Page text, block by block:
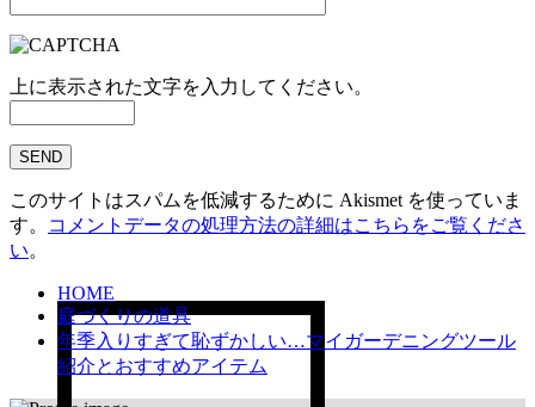
上に表示された文字を入力してください。
このサイトはスパムを低減するために Akismet を使っていま
す。
コメントデータの処理方法の詳細はこちらをご覧くださ
い。
HOME
庭づくりの道具
年季入りすぎて恥ずかしい…マイガーデニングツール
紹介とおすすめアイテム